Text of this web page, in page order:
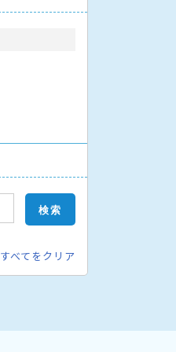
すべてをクリア